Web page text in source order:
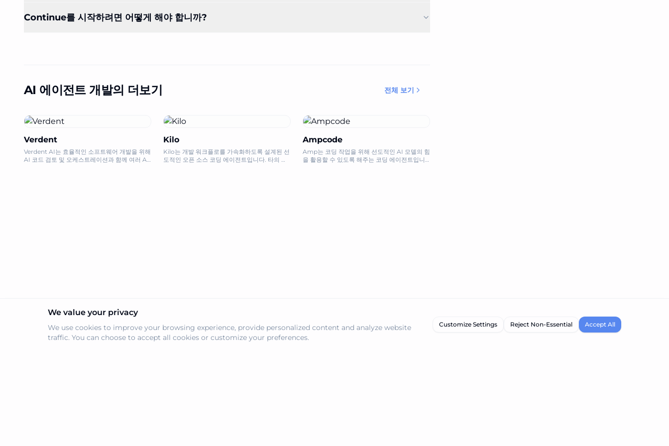
Continue를 시작하려면 어떻게 해야 합니까?
AI 에이전트 개발의 더보기 전체 보기
Verdent
Verdent AI는 효율적인 소프트웨어 개발을 위해
AI 코드 검토 및 오케스트레이션과 함께 여러 AI
Kilo
Kilo는 개발 워크플로를 가속화하도록 설계된 선
도적인 오픈 소스 코딩 에이전트입니다. 타의 추
Ampcode
Amp는 코딩 작업을 위해 선도적인 AI 모델의 힘
을 활용할 수 있도록 해주는 코딩 에이전트입니
We value your privacy
We use cookies to improve your browsing experience, provide personalized content and analyze website
traffic. You can choose to accept all cookies or customize your preferences.
Customize Settings Reject Non-Essential Accept All